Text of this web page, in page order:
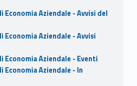
Aziendale - Avvisi del
Aziendale - Avvisi
Economia Aziendale - Eventi
Aziendale - In